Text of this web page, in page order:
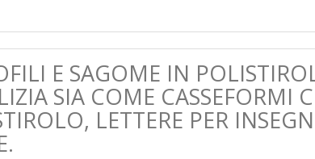
E SAGOME IN
SIA COME CASSEFORMI
LETTERE PER